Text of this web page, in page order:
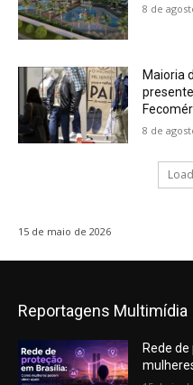
8 de
Maioria
8 de
15 de maio de 2026
Reportagens Multimídia
Rede